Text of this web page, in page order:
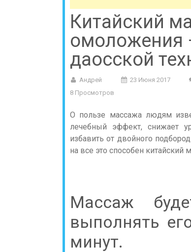
Китайский
омоложения
даосской
Андрей 23 Июня 2017
8 Просмотров
О пользе массажа людям
лечебный эффект, снижает
избавить от двойного
на все это способен китайский
Массаж
выполнять
минут.